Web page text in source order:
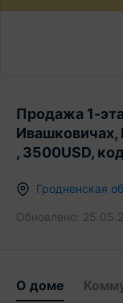
Продажа 1-
Ивашковичах,
, 3500USD,
Гродненская
Обновлено:
О доме